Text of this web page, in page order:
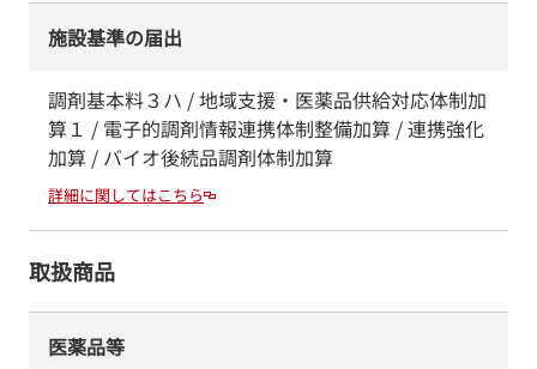
施設基準の届出
調剤基本料３ハ / 地域支援・医薬品供給対応体制加
算１ / 電子的調剤情報連携体制整備加算 / 連携強化
加算 / バイオ後続品調剤体制加算
詳細に関してはこちら
取扱商品
医薬品等